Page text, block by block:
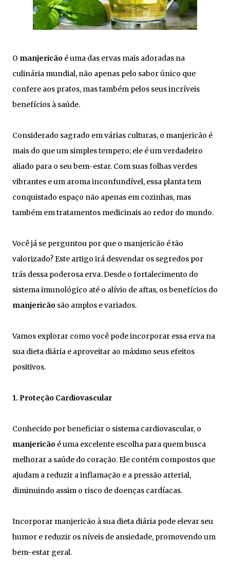
O manjericão é uma das ervas mais adoradas na
culinária mundial, não apenas pelo sabor único que
confere aos pratos, mas também pelos seus incríveis
benefícios à saúde.
Considerado sagrado em várias culturas, o manjericão é
mais do que um simples tempero; ele é um verdadeiro
aliado para o seu bem-estar. Com suas folhas verdes
vibrantes e um aroma inconfundível, essa planta tem
conquistado espaço não apenas em cozinhas, mas
também em tratamentos medicinais ao redor do mundo.
Você já se perguntou por que o manjericão é tão
valorizado? Este artigo irá desvendar os segredos por
trás dessa poderosa erva. Desde o fortalecimento do
sistema imunológico até o alívio de aftas, os benefícios do
manjericão são amplos e variados.
Vamos explorar como você pode incorporar essa erva na
sua dieta diária e aproveitar ao máximo seus efeitos
positivos.
1. Proteção Cardiovascular
Conhecido por beneficiar o sistema cardiovascular, o
manjericão é uma excelente escolha para quem busca
melhorar a saúde do coração. Ele contém compostos que
ajudam a reduzir a inflamação e a pressão arterial,
diminuindo assim o risco de doenças cardíacas.
Incorporar manjericão à sua dieta diária pode elevar seu
humor e reduzir os níveis de ansiedade, promovendo um
bem-estar geral.